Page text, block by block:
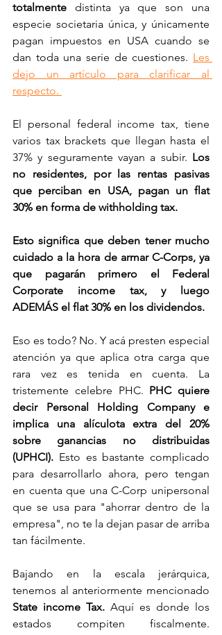
totalmente distinta ya que son una
especie societaria única, y únicamente
pagan impuestos en USA cuando se
dan toda una serie de cuestiones. Les
dejo un artículo para clarificar al
respecto.
El personal federal income tax, tiene
varios tax brackets que llegan hasta el
37% y seguramente vayan a subir. Los
no residentes, por las rentas pasivas
que perciban en USA, pagan un flat
30% en forma de withholding tax.
Esto significa que deben tener mucho
cuidado a la hora de armar C-Corps, ya
que pagarán primero el Federal
Corporate income tax, y luego
ADEMÁS el flat 30% en los dividendos.
Eso es todo? No. Y acá presten especial
atención ya que aplica otra carga que
rara vez es tenida en cuenta. La
tristemente celebre PHC. PHC quiere
decir Personal Holding Company e
implica una alículota extra del 20%
sobre ganancias no distribuidas
(UPHCI). Esto es bastante complicado
para desarrollarlo ahora, pero tengan
en cuenta que una C-Corp unipersonal
que se usa para "ahorrar dentro de la
empresa", no te la dejan pasar de arriba
tan fácilmente.
Bajando en la escala jerárquica,
State income Tax. Aquí es donde los
estados compiten fiscalmente.